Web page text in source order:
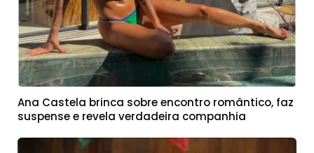
Ana Castela brinca sobre encontro romântico, faz
suspense e revela verdadeira companhia